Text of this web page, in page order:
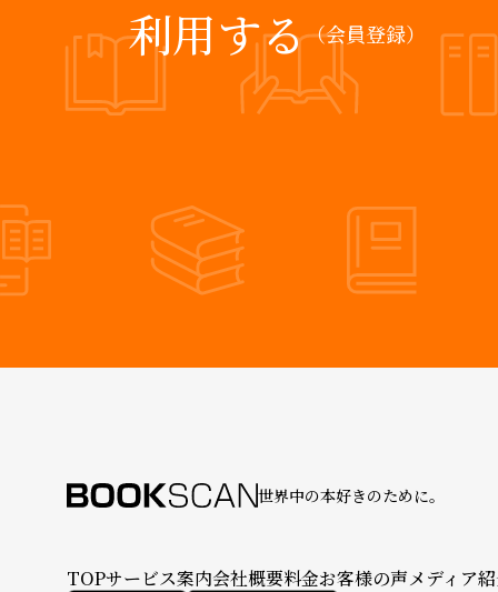
利用する（会員登録）
世界中の本好きのために。
TOPサービス案内会社概要料金お客様の声メディア